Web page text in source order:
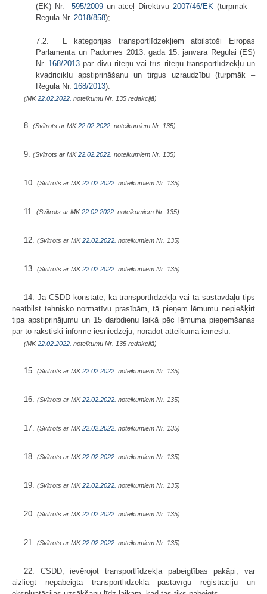
(EK) Nr. 595/2009un atceļ Direktīvu 2007/46/EK (turpmāk –
Regula Nr. 2018/858);
7.2. L kategorijas transportlīdzekļiem atbilstoši Eiropas
Parlamenta un Padomes 2013. gada 15. janvāra Regulai (ES)
Nr. 168/2013 par divu riteņu vai trīs riteņu transportlīdzekļu un
kvadriciklu apstiprināšanu un tirgus uzraudzību (turpmāk –
Regula Nr. 168/2013).
(MK22.02.2022. noteikumu Nr. 135 redakcijā)
8. (Svītrots ar MK22.02.2022. noteikumiem Nr. 135)
9. (Svītrots ar MK22.02.2022. noteikumiem Nr. 135)
10. (Svītrots ar MK22.02.2022. noteikumiem Nr. 135)
11. (Svītrots ar MK22.02.2022. noteikumiem Nr. 135)
12. (Svītrots ar MK22.02.2022. noteikumiem Nr. 135)
13. (Svītrots ar MK22.02.2022. noteikumiem Nr. 135)
14. Ja CSDD konstatē, ka transportlīdzekļa vai tā sastāvdaļu tips
neatbilst tehnisko normatīvu prasībām, tā pieņem lēmumu nepiešķirt
tipa apstiprinājumu un 15 darbdienu laikā pēc lēmuma pieņemšanas
par to rakstiski informē iesniedzēju, norādot atteikuma iemeslu.
(MK22.02.2022. noteikumu Nr. 135 redakcijā)
15. (Svītrots ar MK22.02.2022. noteikumiem Nr. 135)
16. (Svītrots ar MK22.02.2022. noteikumiem Nr. 135)
17. (Svītrots ar MK22.02.2022. noteikumiem Nr. 135)
18. (Svītrots ar MK22.02.2022. noteikumiem Nr. 135)
19. (Svītrots ar MK22.02.2022. noteikumiem Nr. 135)
20. (Svītrots ar MK22.02.2022. noteikumiem Nr. 135)
21. (Svītrots ar MK22.02.2022. noteikumiem Nr. 135)
22. CSDD, ievērojot transportlīdzekļa pabeigtības pakāpi, var
aizliegt nepabeigta transportlīdzekļa pastāvīgu reģistrāciju un